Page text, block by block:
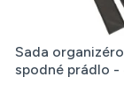
Sada
spodné prádlo -